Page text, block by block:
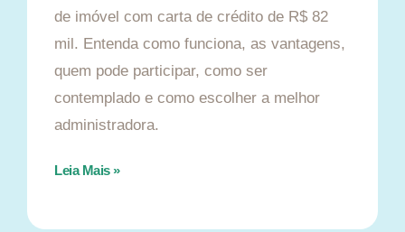
de imóvel com carta de crédito de R$ 82
mil. Entenda como funciona, as vantagens,
quem pode participar, como ser
contemplado e como escolher a melhor
administradora.
Leia Mais »